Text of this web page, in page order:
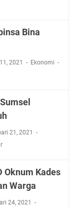
Bina
2021
Ekonomi
21, 2021
Oknum Kades
Warga
24, 2021